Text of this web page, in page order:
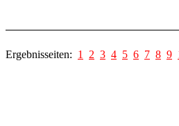
Ergebnisseiten: 1 2 3 4 5 6 7 8 9